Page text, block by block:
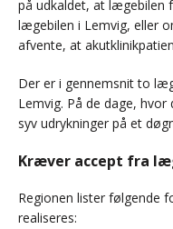
på udkaldet, at lægebilen
lægebilen i Lemvig, eller
afvente, at
Der er i gennemsnit to
Lemvig. På de dage,
syv udrykninger på et
Kræver accept fra
Regionen lister følgende
realiseres: